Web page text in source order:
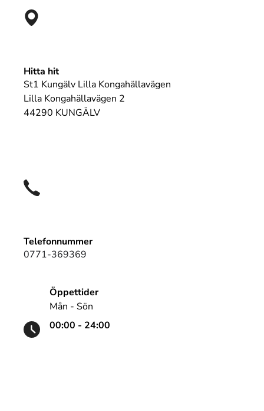
Hitta hit
St1 Kungälv Lilla Kongahällavägen
Lilla Kongahällavägen 2
44290 KUNGÄLV
Telefonnummer
0771-369369
Öppettider
Mån - Sön
00:00 - 24:00